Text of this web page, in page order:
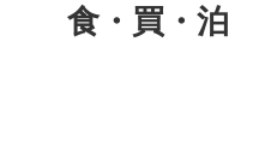
食・買・泊